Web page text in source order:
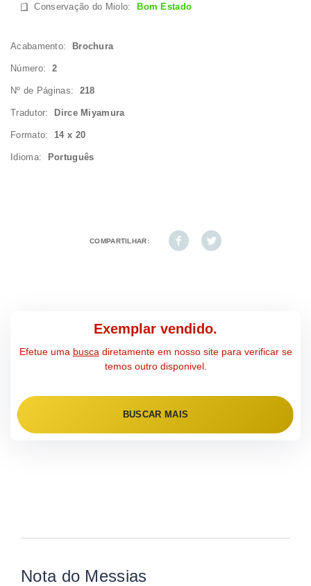
Conservação do Miolo:Bom Estado
Acabamento: Brochura
Número: 2
Nº de Páginas: 218
Tradutor: Dirce Miyamura
Formato: 14 x 20
Idioma: Português
COMPARTILHAR:
Exemplar vendido.
Efetue uma busca diretamente em nosso site para verificar se
temos outro disponivel.
BUSCAR MAIS
Nota do Messias